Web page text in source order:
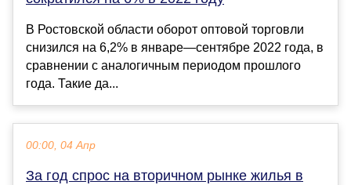
В Ростовской области оборот оптовой торговли
снизился на 6,2% в январе—сентябре 2022 года, в
сравнении с аналогичным периодом прошлого
года. Такие да...
00:00, 04 Апр
За год спрос на вторичном рынке жилья в